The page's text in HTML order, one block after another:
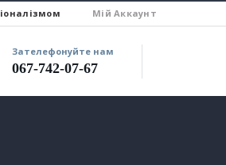
Miй Аккаунт
Зателефонуйте нам
067-742-07-67